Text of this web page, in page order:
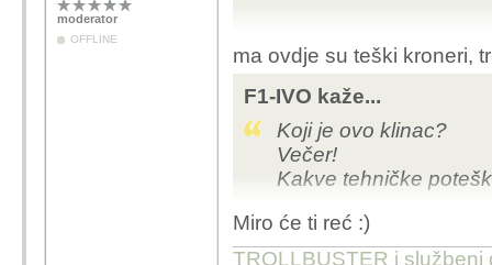
moderator
OFFLINE
ma ovdje su teški kroneri,
F1-IVO kaže...
Koji je ovo klinac?
Večer!
Kakve tehničke
Miro će ti reć :)
TROLLBUSTER i službeni